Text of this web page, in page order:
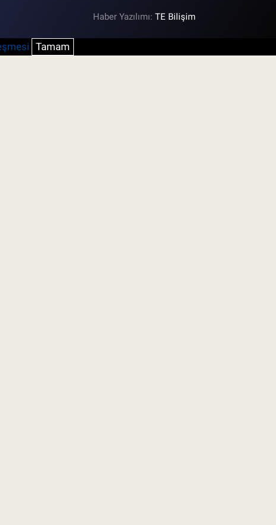
Haber Yazılımı:TE Bilişim
Tamam